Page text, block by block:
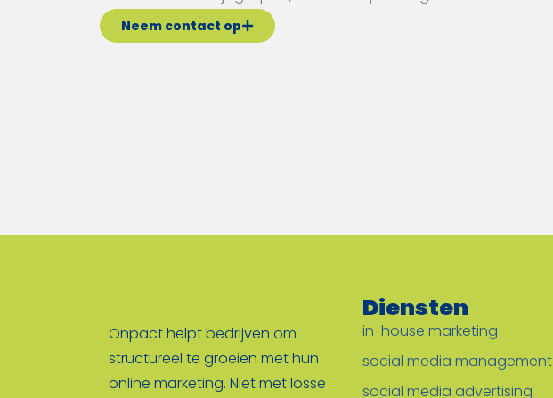
Neem contact op
Onpact helpt bedrijven om
structureel te groeien met hun
online marketing. Niet met losse
Diensten
in-house marketing
social media management
social media advertising